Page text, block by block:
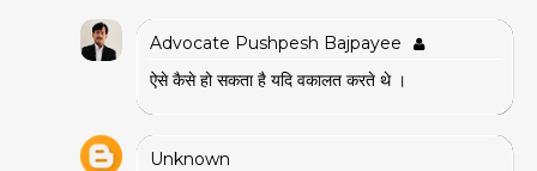
Advocate Pushpesh Bajpayee
ऐसे कैसे हो सकता है यदि वकालत करते थे ।
Unknown